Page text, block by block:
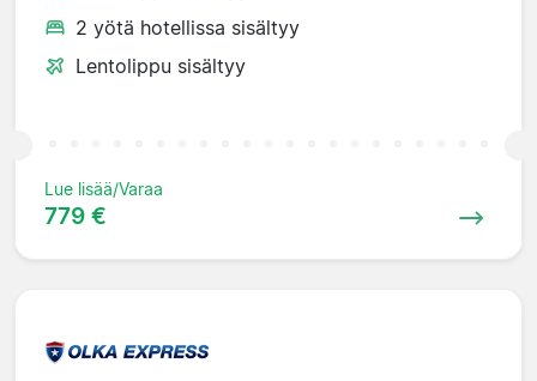
2 yötä hotellissa sisältyy
Lentolippu sisältyy
Lue lisää/Varaa
779 €